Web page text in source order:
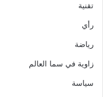
تقنية
رأي
رياضة
زاوية في سما العالم
سياسة